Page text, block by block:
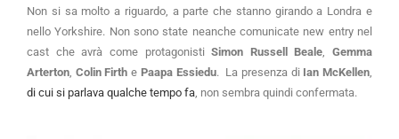
Non si sa molto a riguardo, a parte che stanno girando a Londra e
nello Yorkshire. Non sono state neanche comunicate new entry nel
cast che avrà come protagonistiSimon Russell Beale
Gemma
Arterton Colin Firth e Paapa Essiedu. La presenza di Ian McKellen
di cui si parlava qualche tempo fa , non sembra quindi confermata.